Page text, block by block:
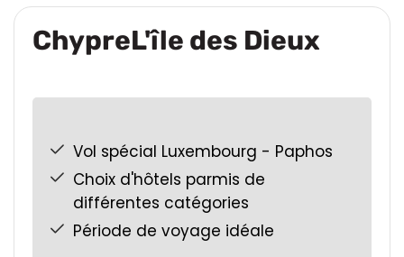
ChypreL'île des Dieux
Vol spécial Luxembourg - Paphos
Choix d'hôtels parmis de
différentes catégories
Période de voyage idéale